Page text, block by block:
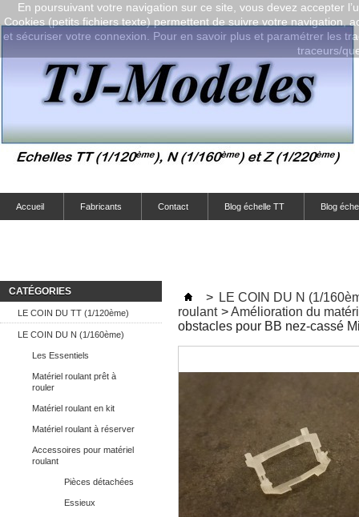
Accueil Fabricants Contact Blog échelle TT Blog
CATÉGORIES
LE COIN DU TT (1/120ème)
LE COIN DU N (1/160ème)
Les Essentiels
Matériel roulant prêt à
rouler
Matériel roulant en kit
Matériel roulant à réserver
Accessoires pour matériel
roulant
Pièces détachées
Essieux
> LE COIN DU N (1/
roulant >Amélioration du
obstacles pour BB nez-cassé
En poursuivant votre navigation sur ce site, vous devez accepter
Cookies (petits fichiers texte) permettent de suivre votre navigation,
et sécuriser votre connexion. Pour en savoir plus et paramétrer les
traceurs/